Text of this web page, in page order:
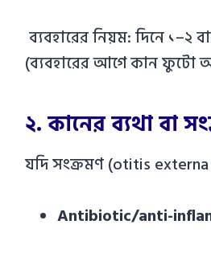
ব্যবহারের নিয়ম: দিনে ১–২
(ব্যবহারের আগে কান ফুটো
২. কানের ব্যথা বা
যদি সংক্রমণ (otitis
Antibiotic/anti-